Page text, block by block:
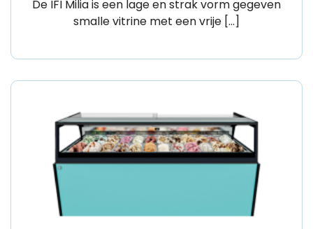
De IFI Milia is een lage en strak vorm gegeven
smalle vitrine met een vrije […]